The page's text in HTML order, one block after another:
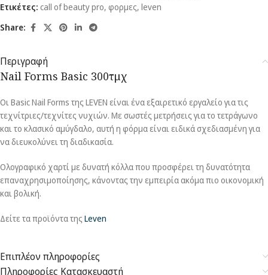
Ετικέτες: call of beauty pro, φορμες, leven
Share:
Περιγραφή
Nail Forms Basic 300τμχ
Οι Basic Nail Forms της LEVEN είναι ένα εξαιρετικό εργαλείο για τις
τεχνίτριες/τεχνίτες νυχιών. Με σωστές μετρήσεις για το τετράγωνο
και το κλασικό αμύγδαλο, αυτή η φόρμα είναι ειδικά σχεδιασμένη για
να διευκολύνει τη διαδικασία.
Ολογραφικό χαρτί με δυνατή κόλλα που προσφέρει τη δυνατότητα
επαναχρησιμοποίησης, κάνοντας την εμπειρία ακόμα πιο οικονομική
και βολική.
Δείτε τα προϊόντα της Leven
Επιπλέον πληροφορίες
Πληροφορίες Κατασκευαστή